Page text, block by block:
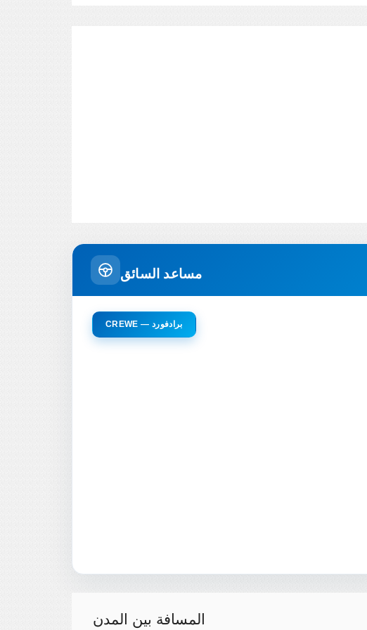
مساعد السائق
CREWE — برادفورد
المسافة بين المدن